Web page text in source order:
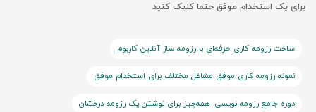
برای یک استخدام موفق حتما کلیک کنید
ساخت رزومه کاری حرفه‌ای با رزومه ساز آنلاین کاربوم
نمونه رزومه کاری موفق مشاغل مختلف برای استخدام موفق
دوره جامع رزومه نویسی: همه‌چیز برای نوشتن یک رزومه درخشان